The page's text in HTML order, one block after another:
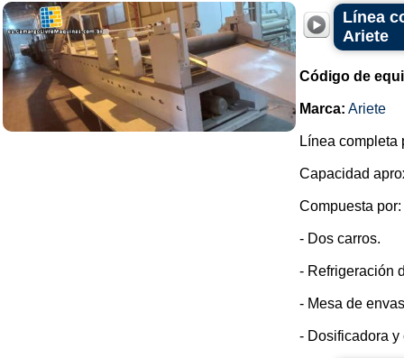
Línea
Ariete
Código de
Marca: Ariete
Línea completa
Capacidad
Compuesta por:
- Dos carros.
- Refrigeración
- Mesa de
- Dosificadora y